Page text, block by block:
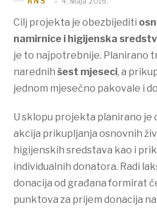
Cilj projekta je obezbijediti
namirnice i higijenska
je to najpotrebnije. Planirano
narednih šest mjeseci, a
jednom mjesečno pakovale i
U sklopu projekta planirano je
akcija prikupljanja osnovnih
higijenskih sredstava kao i
individualnih donatora. Radi
donacija od građana formirat
punktova za prijem donacija